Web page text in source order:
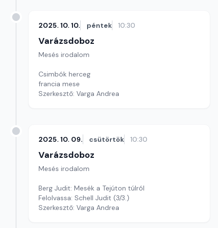
2025. 10. 10. péntek 10:30
Varázsdoboz
Mesés irodalom
Csimbók herceg
francia mese
Szerkesztő: Varga Andrea
2025. 10. 09. csütörtök 10:30
Varázsdoboz
Mesés irodalom
Berg Judit: Mesék a Tejúton túlról
Felolvassa: Schell Judit (3/3.)
Szerkesztő: Varga Andrea